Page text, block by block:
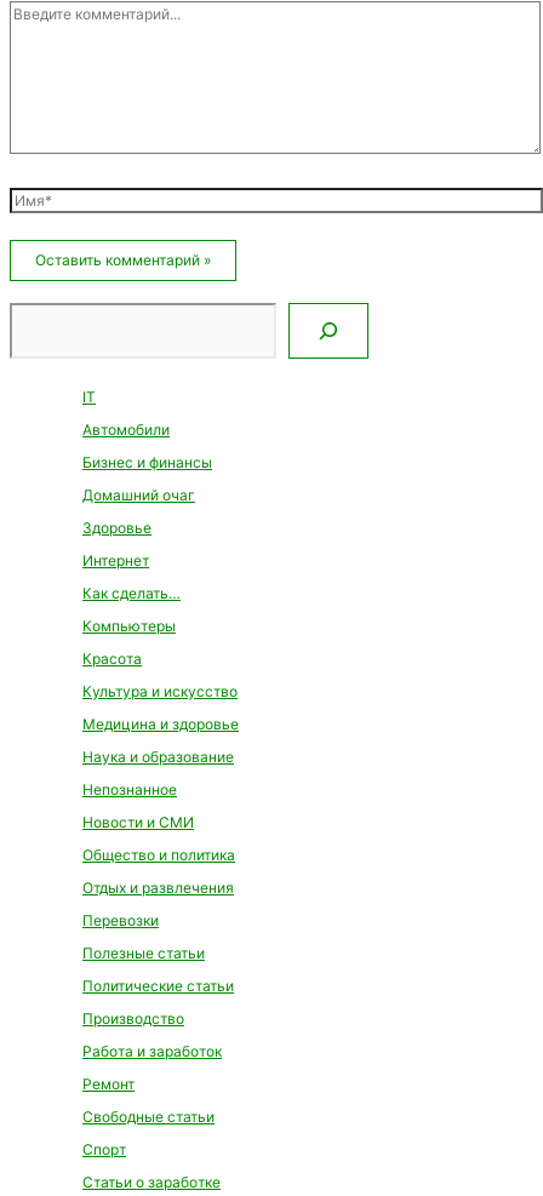
Введите
комментарий...
Имя*
IT
Автомобили
Бизнес и финансы
Домашний очаг
Здоровье
Интернет
Как сделать…
Компьютеры
Красота
Культура и искусство
Медицина и здоровье
Наука и образование
Непознанное
Новости и СМИ
Общество и политика
Отдых и развлечения
Перевозки
Полезные статьи
Политические статьи
Производство
Работа и заработок
Ремонт
Свободные статьи
Спорт
Статьи о заработке